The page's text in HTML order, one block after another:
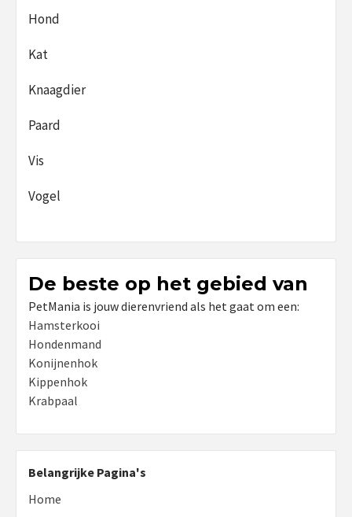
Hond
Kat
Knaagdier
Paard
Vis
Vogel
De beste op het gebied van
PetMania is jouw dierenvriend als het gaat om een:
Hamsterkooi
Hondenmand
Konijnenhok
Kippenhok
Krabpaal
Belangrijke Pagina's
Home